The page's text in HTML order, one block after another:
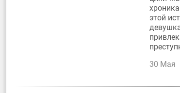
этой
30 Мая